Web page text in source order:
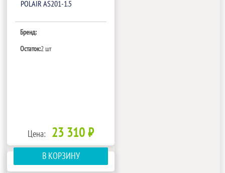
POLAIR AS201-1.5
Бренд:
Остаток:2 шт
Цена: 23 310 ₽
В КОРЗИНУ